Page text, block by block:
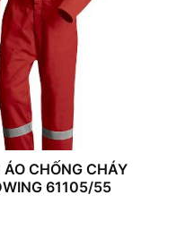
ÁO CHỐNG CHÁY
61105/55